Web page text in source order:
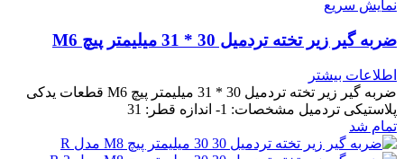
نمایش سریع
ضربه گیر زیر تخته تردمیل 30 * 31 میلیمتر پیچ M6
اطلاعات بیشتر
ضربه گیر زیر تخته تردمیل 30 * 31 میلیمتر پیچ M6 قطعات یدکی
پلاستیکی تردمیل مشخصات: 1- اندازه قطر: 31
تمام شد